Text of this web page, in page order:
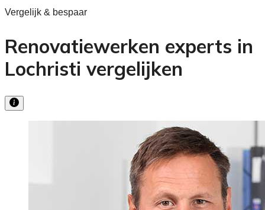
Vergelijk & bespaar
Renovatiewerken experts in
Lochristi vergelijken